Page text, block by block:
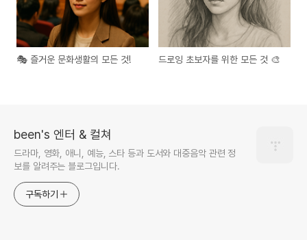
🎭 즐거운 문화생활의 모든 것! 드로잉 초보자를 위한 모든 것 🎨
been's 엔터 & 컬쳐
드라마, 영화, 애니, 예능, 스타 등과 도서와 대중음악 관련 정
보를 알려주는 블로그입니다.
구독하기